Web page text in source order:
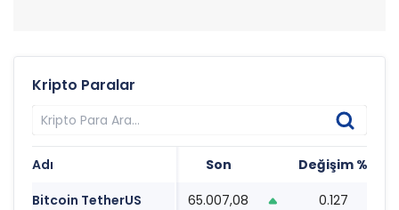
Kripto Paralar
Adı Son Değişim %
Bitcoin TetherUS
65.007,08 0.127